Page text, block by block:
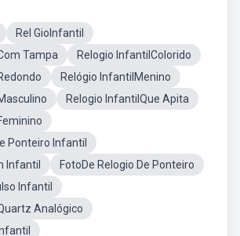
Rel GioInfantil
Tampa
Relogio InfantilColorido
Relógio InfantilMenino
Relogio InfantilQue Apita
Ponteiro Infantil
Infantil
FotoDe Relogio De Ponteiro
Infantil
Analógico